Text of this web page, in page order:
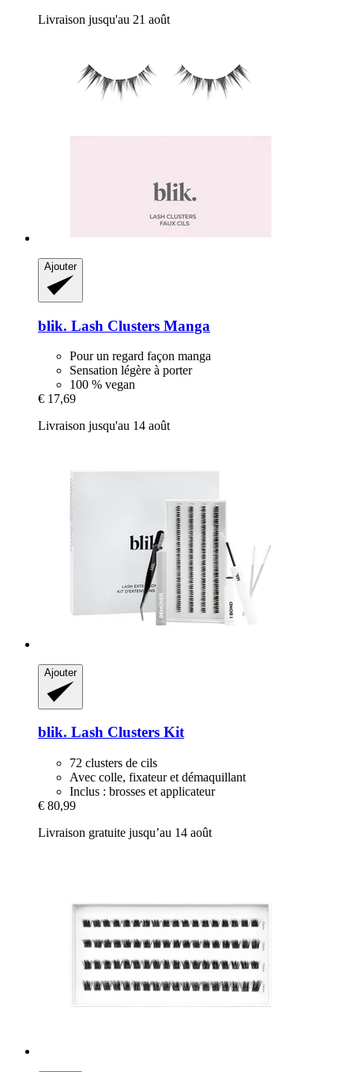
Livraison jusqu'au 21 août
Ajouter
blik. Lash Clusters Manga
Pour un regard façon manga
Sensation légère à porter
100 % vegan
€ 17,69
Livraison jusqu'au 14 août
Ajouter
blik. Lash Clusters Kit
72 clusters de cils
Avec colle, fixateur et démaquillant
Inclus : brosses et applicateur
€ 80,99
Livraison gratuite jusqu’au 14 août